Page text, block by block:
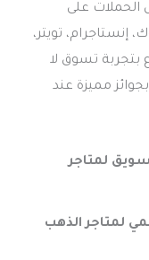
الحملات على
إنستاجرام، تويتر،
بتجربة تسوق لا
مميزة عند
لمتاجر
لمتاجر الذهب